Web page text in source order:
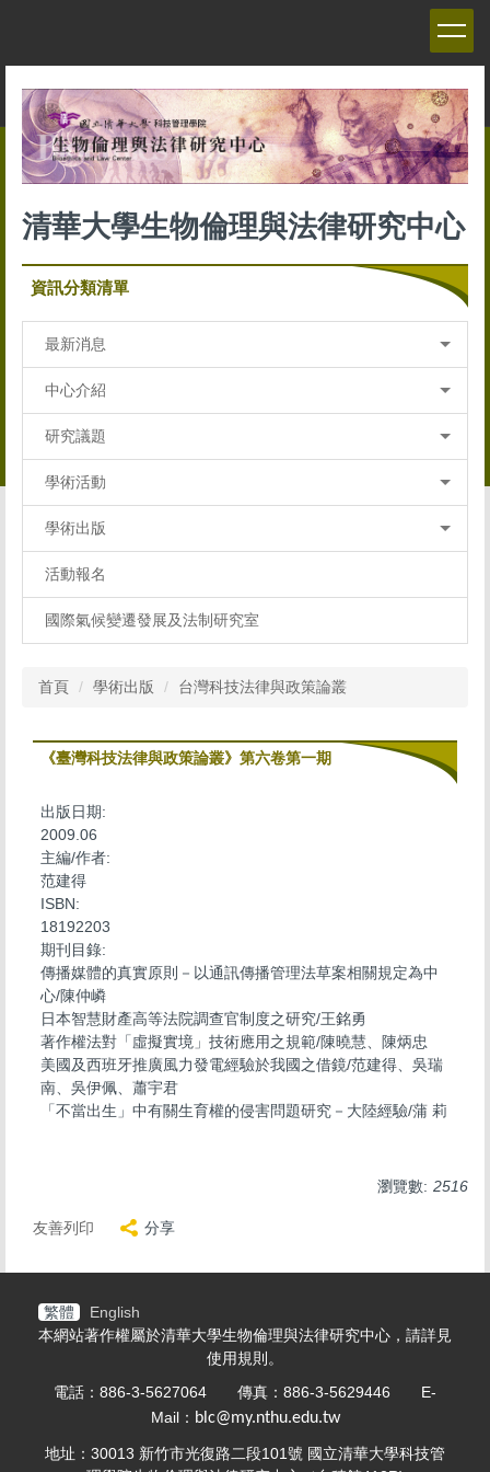
內
容
區
清華大學生物倫理與法律研究中心
資訊分類清單
最新消息
中心介紹
研究議題
學術活動
學術出版
活動報名
國際氣候變遷發展及法制研究室
首頁 學術出版 台灣科技法律與政策論叢
《臺灣科技法律與政策論叢》第六卷第一期
出版日期:
2009.06
主編/作者:
范建得
ISBN:
18192203
期刊目錄:
傳播媒體的真實原則－以通訊傳播管理法草案相關規定為中
心/陳仲嶙
日本智慧財產高等法院調查官制度之研究/王銘勇
著作權法對「虛擬實境」技術應用之規範/陳曉慧、陳炳忠
美國及西班牙推廣風力發電經驗於我國之借鏡/范建得、吳瑞
南、吳伊佩、蕭宇君
「不當出生」中有關生育權的侵害問題研究－大陸經驗/蒲 莉
瀏覽數: 2516
友善列印 分享
繁體
English
本網站著作權屬於清華大學生物倫理與法律研究中心，請詳見
使用規則 。
電話：886-3-5627064 傳真：886-3-5629446 E-
Mail： blc@my.nthu.edu.tw
地址：30013 新竹市光復路二段101號 國立清華大學科技管